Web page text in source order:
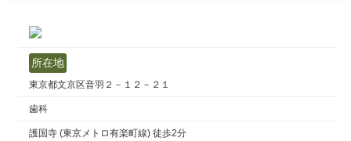
所在地
東京都文京区音羽２－１２－２１
歯科
護国寺 (東京メトロ有楽町線) 徒歩2分